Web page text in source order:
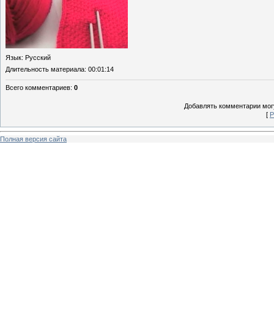
Язык: Русский
Длительность материала: 00:01:14
Всего комментариев: 0
Добавлять комментарии
[
Полная версия сайта